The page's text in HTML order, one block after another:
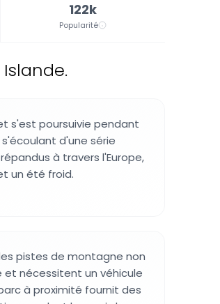
122k
Popularité
s'est poursuivie pendant
d'une série
à travers l'Europe,
un été froid.
pistes de montagne non
nécessitent un véhicule
à proximité fournit des